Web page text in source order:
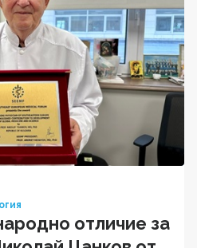
отличие за